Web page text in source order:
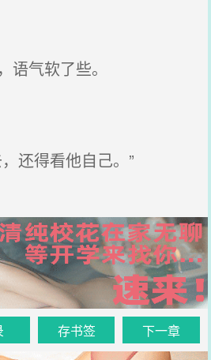
气软了些。
还得看他自己。”
存书签 下一章